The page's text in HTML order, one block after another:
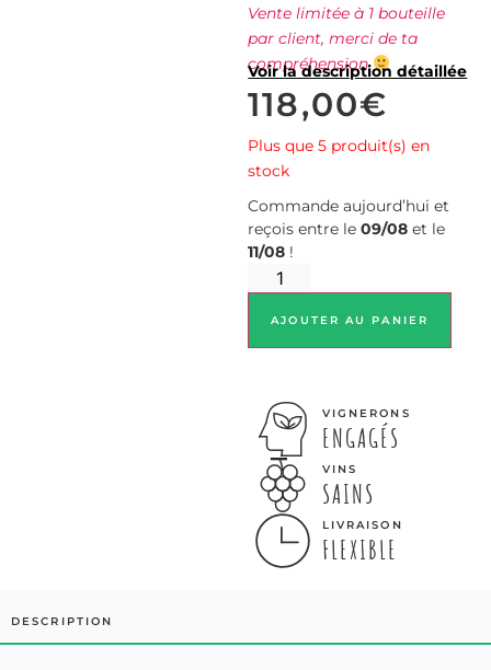
Vente limitée à 1 bouteille
par client, merci de ta
compréhension
Voir la description détaillée
118,00€
Plus que 5 produit(s) en
stock
Commande aujourd’hui et
reçois entre le09/08 et le
11/08 !
AJOUTER AU PANIER
VIGNERONS
ENGAGÉS
VINS
SAINS
LIVRAISON
FLEXIBLE
DESCRIPTION